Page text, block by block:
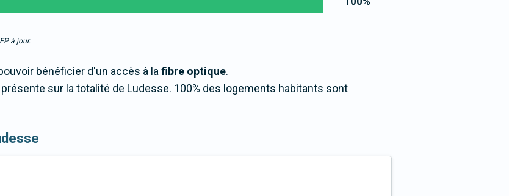
à jour.
bénéficier d'un accès à lafibre optique.
sur la totalité de Ludesse. 100% des logements habitants sont